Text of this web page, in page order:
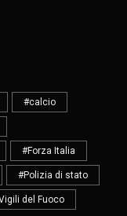
#calcio
#Forza Italia
#Polizia di stato
del Fuoco